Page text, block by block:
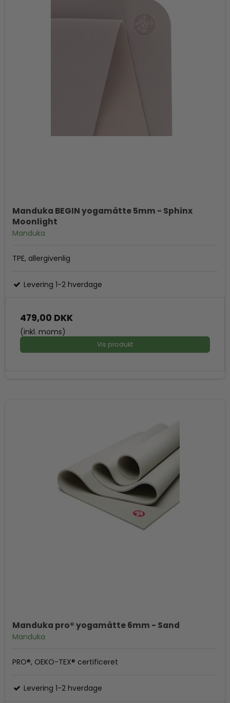
Manduka BEGIN yogamåtte 5mm - Sphinx
Moonlight
Manduka
TPE, allergivenlig
Levering 1-2 hverdage
479,00 DKK
(inkl. moms)
Vis produkt
Manduka pro® yogamåtte 6mm - Sand
Manduka
PRO®, OEKO-TEX® certificeret
Levering 1-2 hverdage